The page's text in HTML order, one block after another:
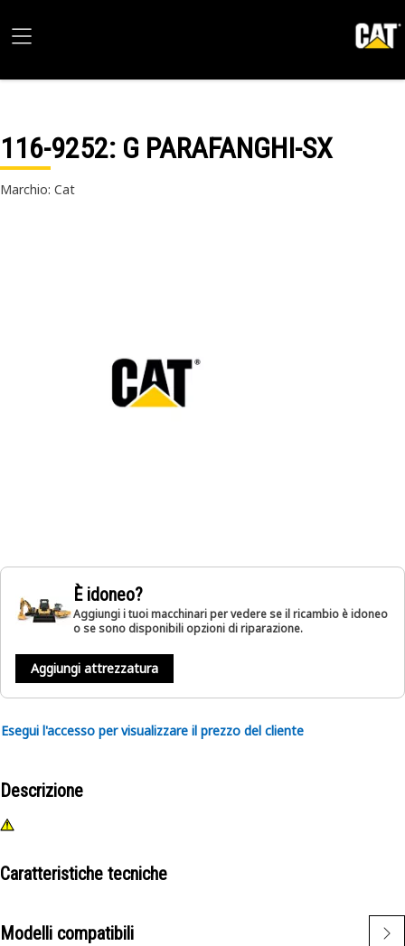
116-9252: G PARAFANGHI-SX
Marchio: Cat
È idoneo?
Aggiungi i tuoi macchinari per vedere se il ricambio è idoneo
o se sono disponibili opzioni di riparazione.
Aggiungi attrezzatura
Esegui l'accesso per visualizzare il prezzo del cliente
Descrizione
Caratteristiche tecniche
Modelli compatibili